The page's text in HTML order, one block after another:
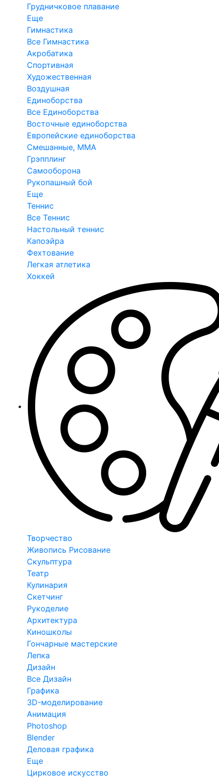
Грудничковое плавание
Еще
Гимнастика
Все Гимнастика
Акробатика
Спортивная
Художественная
Воздушная
Единоборства
Все Единоборства
Восточные единоборства
Европейские единоборства
Смешанные, ММА
Грэпплинг
Самооборона
Рукопашный бой
Еще
Теннис
Все Теннис
Настольный теннис
Капоэйра
Фехтование
Легкая атлетика
Хоккей
Творчество
Живопись Рисование
Скульптура
Театр
Кулинария
Скетчинг
Рукоделие
Архитектура
Киношколы
Гончарные мастерские
Лепка
Дизайн
Все Дизайн
Графика
3D-моделирование
Анимация
Photoshop
Blender
Деловая графика
Еще
Цирковое искусство